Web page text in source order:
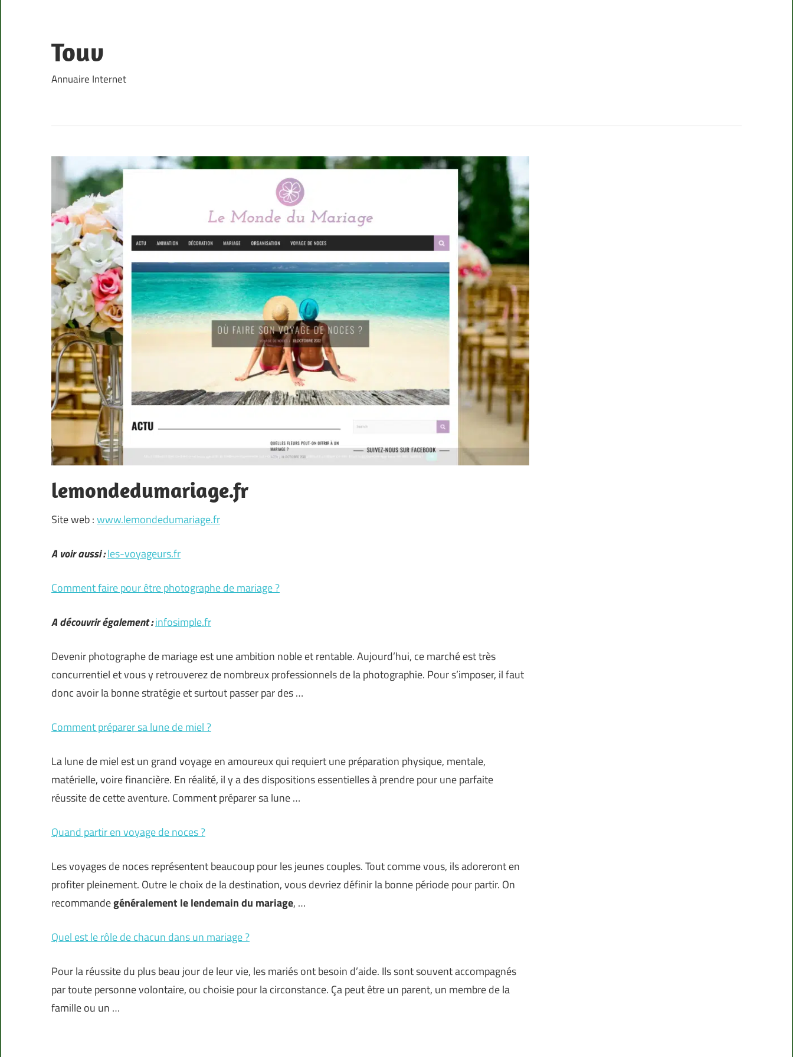
content
Touv
Annuaire Internet
lemondedumariage.fr
Site web :www.lemondedumariage.fr
A voir aussi :les-voyageurs.fr
Comment faire pour être photographe de mariage ?
A découvrir également :infosimple.fr
Devenir photographe de mariage est une ambition noble et rentable. Aujourd’hui, ce marché est très
concurrentiel et vous y retrouverez de nombreux professionnels de la photographie. Pour s’imposer, il faut
donc avoir la bonne stratégie et surtout passer par des …
Comment préparer sa lune de miel ?
La lune de miel est un grand voyage en amoureux qui requiert une préparation physique, mentale,
matérielle, voire financière. En réalité, il y a des dispositions essentielles à prendre pour une parfaite
réussite de cette aventure. Comment préparer sa lune …
Quand partir en voyage de noces ?
Les voyages de noces représentent beaucoup pour les jeunes couples. Tout comme vous, ils adoreront en
profiter pleinement. Outre le choix de la destination, vous devriez définir la bonne période pour partir. On
recommandegénéralement le lendemain du mariage, …
Quel est le rôle de chacun dans un mariage ?
Pour la réussite du plus beau jour de leur vie, les mariés ont besoin d’aide. Ils sont souvent accompagnés
par toute personne volontaire, ou choisie pour la circonstance. Ça peut être un parent, un membre de la
famille ou un …